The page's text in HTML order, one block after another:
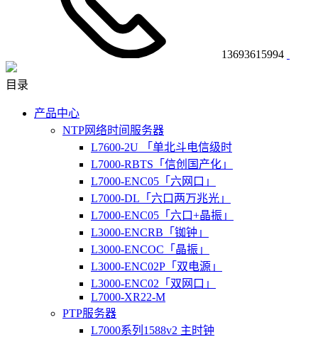
13693615994
目录
产品中心
NTP网络时间服务器
L7600-2U 「单北斗电信级时
L7000-RBTS「信创国产化」
L7000-ENC05「六网口」
L7000-DL「六口两万兆光」
L7000-ENC05「六口+晶振」
L3000-ENCRB「铷钟」
L3000-ENCOC「晶振」
L3000-ENC02P「双电源」
L3000-ENC02「双网口」
L7000-XR22-M
PTP服务器
L7000系列1588v2 主时钟